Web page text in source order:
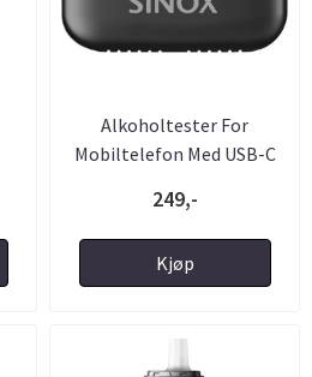
Alkoholtester For
Mobiltelefon Med USB-C
249,-
Kjøp